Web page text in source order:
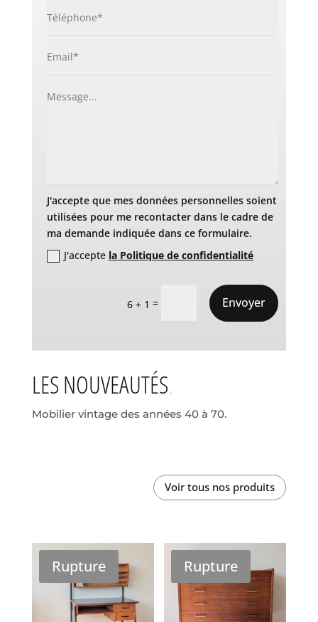
J'accepte que mes données personnelles soient
utilisées pour me recontacter dans le cadre de
ma demande indiquée dans ce formulaire.
J'accepte la Politique de confidentialité
6 + 1 = Envoyer
LES NOUVEAUTÉS
Mobilier vintage des années 40 à 70.
Voir tous nos produits
Rupture Rupture